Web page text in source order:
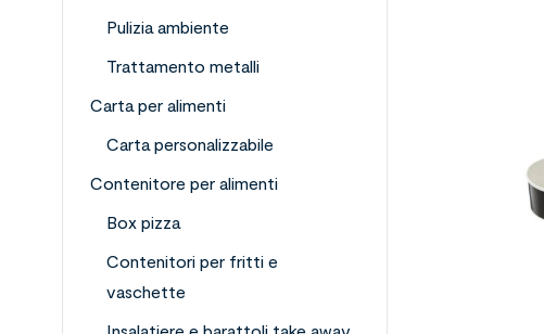
Pulizia ambiente
Trattamento metalli
Carta per alimenti
Carta personalizzabile
Contenitore per alimenti
Box pizza
Contenitori per fritti e
vaschette